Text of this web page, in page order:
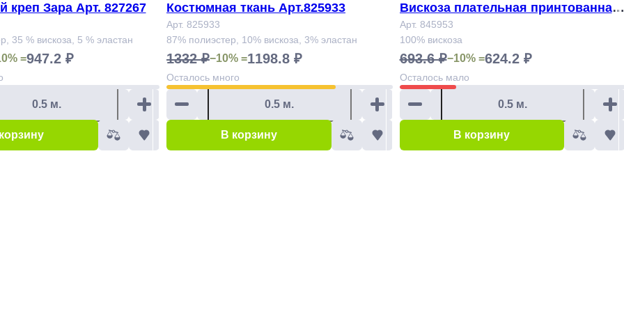
креп Зара Арт. 827267
35 % вискоза, 5 % эластан
=947.2 ₽
Костюмная ткань Арт.825933
Арт. 825933
87% полиэстер, 10% вискоза, 3% эластан
1332 ₽−10% =1198.8 ₽
Осталось много
В корзину
Вискоза плательная принтованная
сатин Арт. 845953
Арт. 845953
100% вискоза
693.6 ₽−10% =624.2 ₽
Осталось мало
В корзину